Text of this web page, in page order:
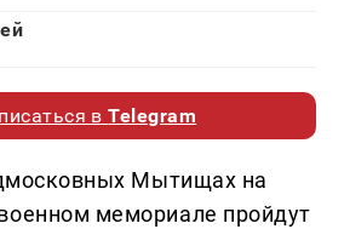
вTelegram
Мытищах на
мемориале пройдут